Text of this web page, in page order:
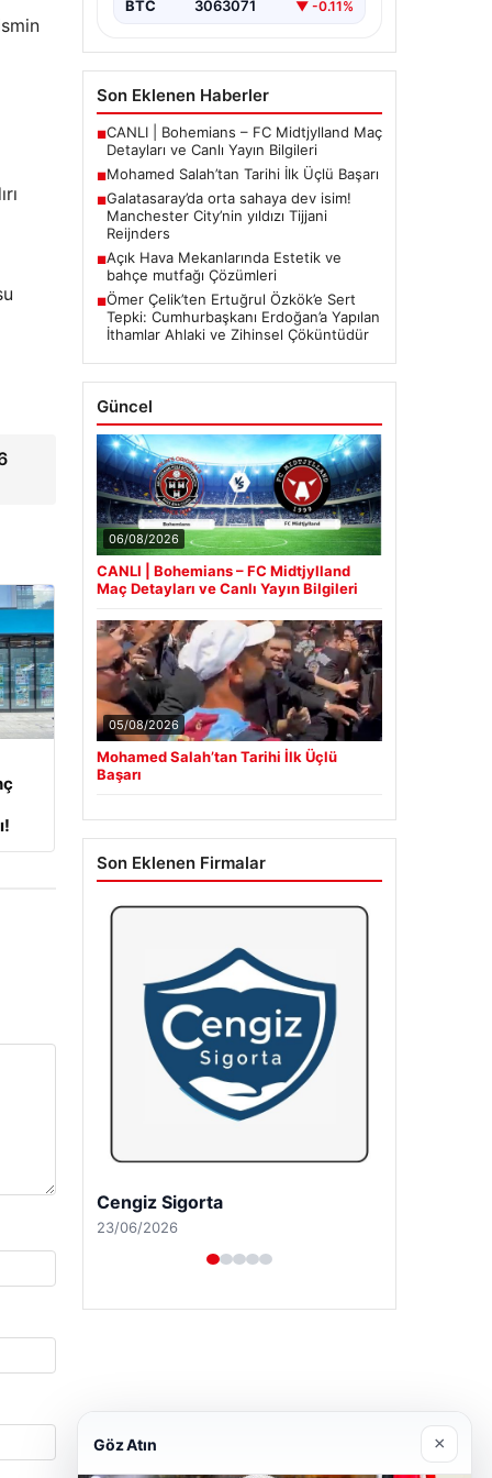
BTC 3063071 ▼ -0.11%
Son Eklenen Haberler
■CANLI | Bohemians – FC Midtjylland Maç
Detayları ve Canlı Yayın Bilgileri
■Mohamed Salah’tan Tarihi İlk Üçlü Başarı
■Galatasaray’da orta sahaya dev isim!
Manchester City’nin yıldızı Tijjani
Reijnders
■Açık Hava Mekanlarında Estetik ve
bahçe mutfağı Çözümleri
■Ömer Çelik’ten Ertuğrul Özkök’e Sert
Tepki: Cumhurbaşkanı Erdoğan’a Yapılan
İthamlar Ahlaki ve Zihinsel Çöküntüdür
Güncel
06/08/2026
CANLI | Bohemians – FC Midtjylland
Maç Detayları ve Canlı Yayın Bilgileri
05/08/2026
Mohamed Salah’tan Tarihi İlk Üçlü
Başarı
Son Eklenen Firmalar
Hastaş Beton
26/05/2026
Göz Atın ×